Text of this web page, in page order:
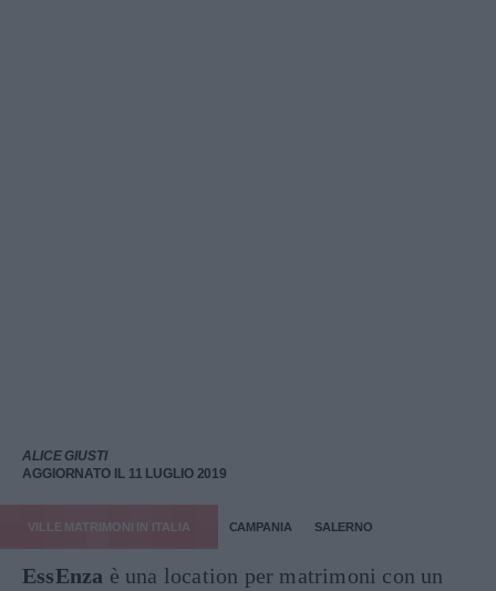
ALICE GIUSTI
AGGIORNATO IL 11 LUGLIO 2019
VILLE MATRIMONI IN ITALIA CAMPANIA SALERNO
EssEnza è una location per matrimoni con un